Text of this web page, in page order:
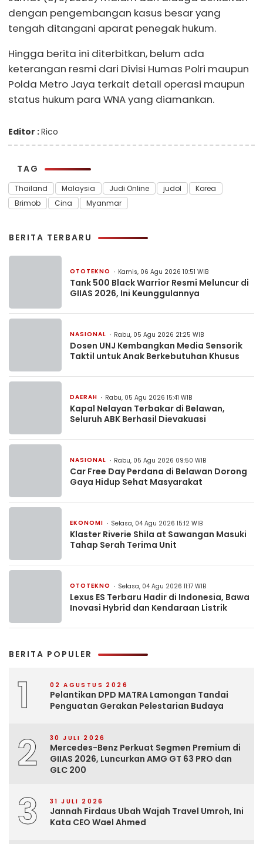
dengan pengembangan kasus besar yang
tengah ditangani aparat penegak hukum.
Hingga berita ini diterbitkan, belum ada
keterangan resmi dari Divisi Humas Polri maupun
Polda Metro Jaya terkait detail operasi maupun
status hukum para WNA yang diamankan.
Editor :Rico
TAG
Thailand Malaysia Judi Online judol
Korea
Brimob
Cina Myanmar
BERITA TERBARU
OTOTEKNO Kamis, 06 Agu 2026 10:51 WIB
Tank 500 Black Warrior Resmi Meluncur di
GIIAS 2026, Ini Keunggulannya
NASIONAL Rabu, 05 Agu 2026 21:25 WIB
Dosen UNJ Kembangkan Media Sensorik
Taktil untuk Anak Berkebutuhan Khusus
DAERAH Rabu, 05 Agu 2026 15:41 WIB
Kapal Nelayan Terbakar di Belawan,
Seluruh ABK Berhasil Dievakuasi
NASIONAL Rabu, 05 Agu 2026 09:50 WIB
Car Free Day Perdana di Belawan Dorong
Gaya Hidup Sehat Masyarakat
EKONOMI Selasa, 04 Agu 2026 15:12 WIB
Klaster Riverie Shila at Sawangan Masuki
Tahap Serah Terima Unit
OTOTEKNO Selasa, 04 Agu 2026 11:17 WIB
Lexus ES Terbaru Hadir di Indonesia, Bawa
Inovasi Hybrid dan Kendaraan Listrik
BERITA POPULER
1 02 AGUSTUS 2026
Pelantikan DPD MATRA Lamongan Tandai
Penguatan Gerakan Pelestarian Budaya
2 30 JULI 2026
Mercedes-Benz Perkuat Segmen Premium di
GIIAS 2026, Luncurkan AMG GT 63 PRO dan
GLC 200
3 31 JULI 2026
Jannah Firdaus Ubah Wajah Travel Umroh, Ini
Kata CEO Wael Ahmed